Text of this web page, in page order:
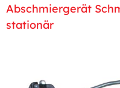
Abschmiergerät
stationär